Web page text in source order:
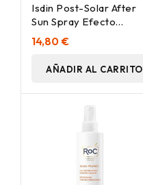
Isdin Post-Solar After
Sun Spray Efecto
Inmediato, 200 Ml
14,80 €
AÑADIR AL CARRITO